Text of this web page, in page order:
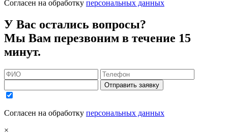
Согласен на обработку персональных данных
У Вас остались вопросы?
Мы Вам перезвоним в течение 15
минут.
Отправить заявку
Согласен на обработку персональных данных
×